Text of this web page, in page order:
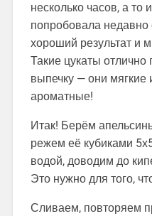
несколько часов, а то
попробовала недавно
хороший результат и
Такие цукаты
выпечку — они мягкие
ароматные!
Итак! Берём
режем её кубиками
водой, доводим до
Это нужно для того,
Сливаем, повторяем